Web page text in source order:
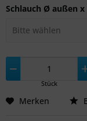
Schlauch Ø außen x
Stück
Merken